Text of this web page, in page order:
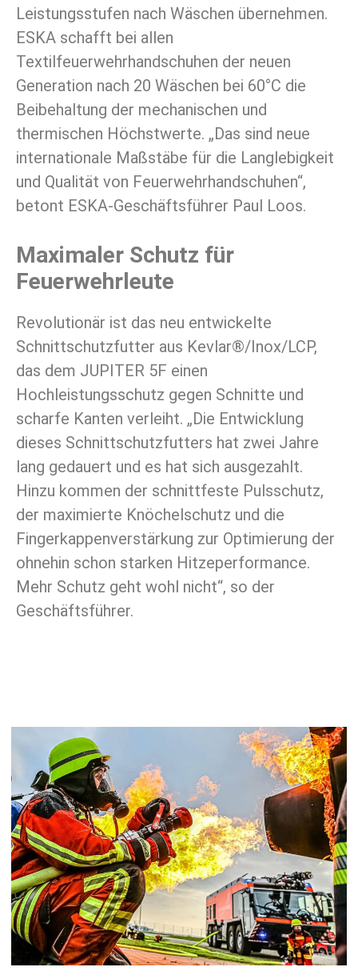
Leistungsstufen nach Wäschen übernehmen.
ESKA schafft bei allen
Textilfeuerwehrhandschuhen der neuen
Generation nach 20 Wäschen bei 60°C die
Beibehaltung der mechanischen und
thermischen Höchstwerte. „Das sind neue
internationale Maßstäbe für die Langlebigkeit
und Qualität von Feuerwehrhandschuhen“,
betont ESKA-Geschäftsführer Paul Loos.
Maximaler Schutz für
Feuerwehrleute
Revolutionär ist das neu entwickelte
Schnittschutzfutter aus Kevlar®/Inox/LCP,
das dem JUPITER 5F einen
Hochleistungsschutz gegen Schnitte und
scharfe Kanten verleiht. „Die Entwicklung
dieses Schnittschutzfutters hat zwei Jahre
lang gedauert und es hat sich ausgezahlt.
Hinzu kommen der schnittfeste Pulsschutz,
der maximierte Knöchelschutz und die
Fingerkappenverstärkung zur Optimierung der
ohnehin schon starken Hitzeperformance.
Mehr Schutz geht wohl nicht“, so der
Geschäftsführer.